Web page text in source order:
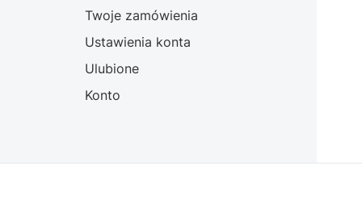
Twoje zamówienia
Ustawienia konta
Ulubione
Konto